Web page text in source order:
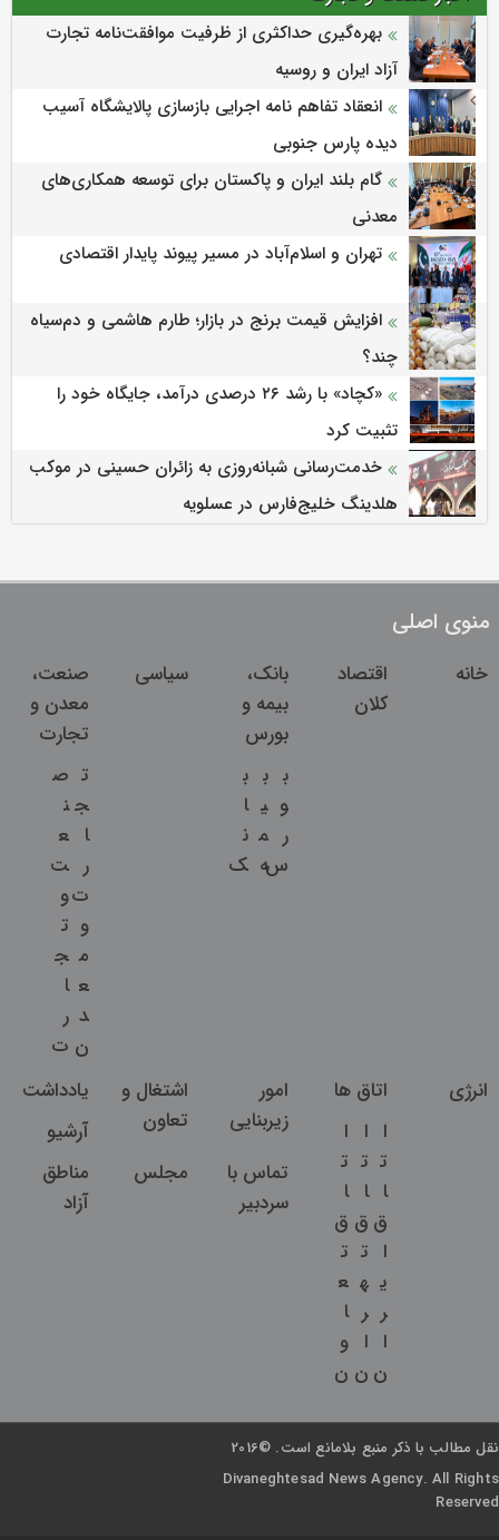
بهره‌گیری حداکثری از ظرفیت موافقت‌نامه تجارت
آزاد ایران و روسیه
انعقاد تفاهم نامه اجرایی بازسازی پالایشگاه آسیب
دیده پارس جنوبی
گام بلند ایران و پاکستان برای توسعه همکاری‌های
معدنی
تهران و اسلام‌آباد در مسیر پیوند پایدار اقتصادی
افزایش قیمت برنج در بازار؛ طارم هاشمی و دم‌سیاه
چند؟
«کچاد» با رشد ۲۶ درصدی درآمد، جایگاه خود را
تثبیت کرد
خدمت‌رسانی شبانه‌روزی به زائران حسینی در موکب
هلدینگ خلیج‌فارس در عسلویه
منوی اصلی
خانه
اقتصاد
کلان
بانک،
بیمه و
بورس
ب
و
ر
س
ب
ی
م
ه
ب
ا
ن
ک
سیاسی
صنعت،
معدن و
تجارت
ت
ج
ا
ر
ت
و
م
ع
د
ن
ص
ن
ع
ت
و
ت
ج
ا
ر
ت
انرژی
اتاق ها
ا
ت
ا
ق
ا
ی
ر
ا
ن
ا
ت
ا
ق
ت
ه
ر
ا
ن
ا
ت
ا
ق
ت
ع
ا
و
ن
امور
زیربنایی
اشتغال و
تعاون
یادداشت
آرشیو
تماس با
سردبیر
مجلس
مناطق
آزاد
نقل مطالب با ذکر منبع بلامانع است. ©2016
Divaneghtesad News Agency. All Rights
Reserved